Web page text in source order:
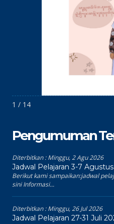
1 / 14
Pengumuman
Diterbitkan :Minggu, 2 Agu 2026
Jadwal Pelajaran 3-7
Berikut kami sampaikan:jadwal
sini Informasi...
Diterbitkan :Minggu, 26 Jul 2026
Jadwal Pelajaran 27-31 Juli